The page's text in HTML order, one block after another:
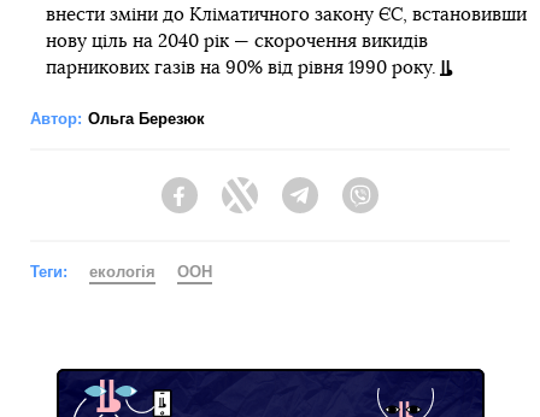
внести зміни до Кліматичного закону ЄС, встановивши
нову ціль на 2040 рік — скорочення викидів
парникових газів на 90% від рівня 1990 року.
Автор: Ольга Березюк
FacebookTwitter Telegram
Теги: екологія ООН